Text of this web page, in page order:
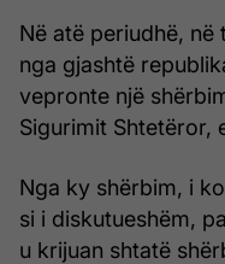
Në atë periudhë,
nga gjashtë
vepronte një
Sigurimit Shtetëror,
Nga ky shërbim, i
si i diskutueshëm,
u krijuan shtatë